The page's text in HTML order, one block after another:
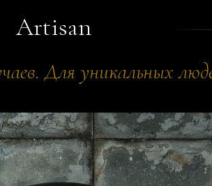
Artisan
Для уникальных